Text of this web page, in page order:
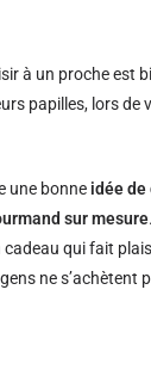
à un proche est
papilles, lors
une bonne idée de
sur mesure
qui fait
ne s’achètent